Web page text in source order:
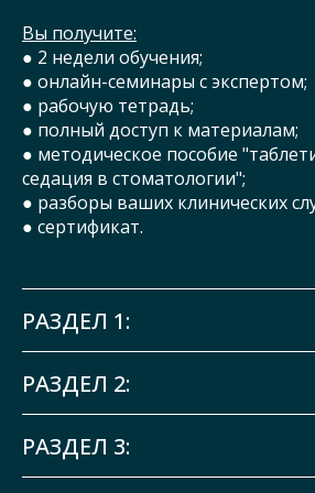
Вы получите:
● 2 недели обучения;
● онлайн-семинары с экспертом;
● рабочую тетрадь;
● полный доступ к материалам;
● методическое пособие
седация в стоматологии";
● разборы ваших клинических
● сертификат.
РАЗДЕЛ 1:
РАЗДЕЛ 2:
РАЗДЕЛ 3: